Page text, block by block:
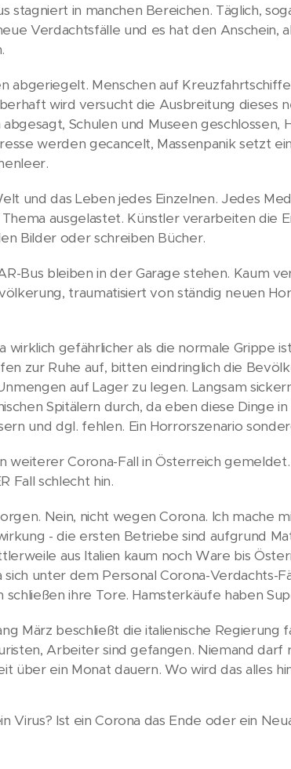
stagniert in manchen Bereichen. Täglich,
Verdachtsfälle und es hat den Anschein,
abgeriegelt. Menschen auf
wird versucht die Ausbreitung dieses
Schulen und Museen geschlossen,
werden gecancelt, Massenpanik setzt
und das Leben jedes Einzelnen. Jedes
ausgelastet. Künstler verarbeiten die
Bilder oder schreiben Bücher.
Bus bleiben in der Garage stehen. Kaum
traumatisiert von ständig neuen
wirklich gefährlicher als die normale Grippe
zur Ruhe auf, bitten eindringlich die
auf Lager zu legen. Langsam
Spitälern durch, da eben diese Dinge
und dgl. fehlen. Ein Horrorszenario
weiterer Corona-Fall in Österreich
Fall schlecht hin.
Nein, nicht wegen Corona. Ich mache
- die ersten Betriebe sind aufgrund
aus Italien kaum noch Ware bis
sich unter dem Personal Corona-Verdachts-
schließen ihre Tore. Hamsterkäufe haben
März beschließt die italienische Regierung
Arbeiter sind gefangen. Niemand
über ein Monat dauern. Wo wird das alles
Virus? Ist ein Corona das Ende oder ein